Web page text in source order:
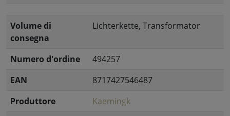
Volume di
consegna
Lichterkette, Transformator
Numero d'ordine
494257
EAN
8717427546487
Produttore
Kaemingk